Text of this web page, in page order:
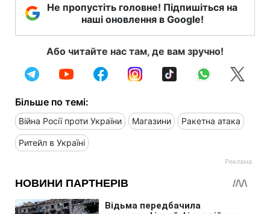
Не пропустіть головне! Підпишіться на
наші оновлення в Google!
Або читайте нас там, де вам зручно!
Більше по темі:
Війна Росії проти України Магазини Ракетна атака
Ритейл в Україні